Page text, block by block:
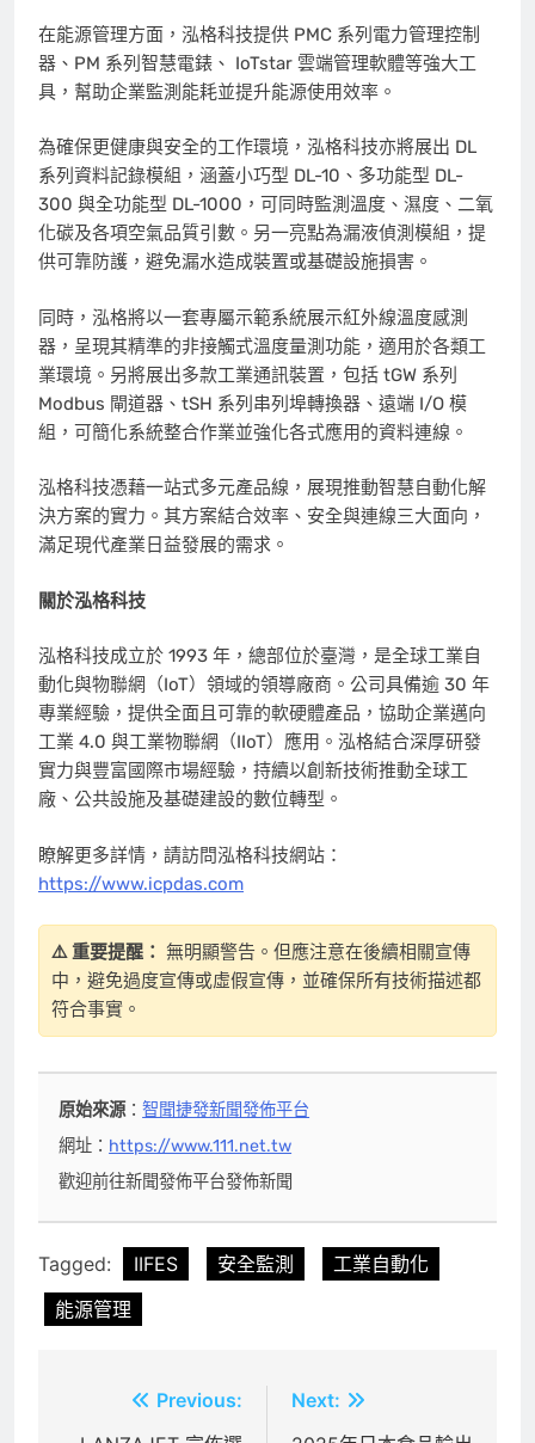
在能源管理方面，泓格科技提供 PMC 系列電力管理控制
器、PM 系列智慧電錶、 IoTstar 雲端管理軟體等強大工
具，幫助企業監測能耗並提升能源使用效率。
為確保更健康與安全的工作環境，泓格科技亦將展出 DL
系列資料記錄模組，涵蓋小巧型 DL-10、多功能型 DL-
300 與全功能型 DL-1000，可同時監測溫度、濕度、二氧
化碳及各項空氣品質引數。另一亮點為漏液偵測模組，提
供可靠防護，避免漏水造成裝置或基礎設施損害。
同時，泓格將以一套專屬示範系統展示紅外線溫度感測
器，呈現其精準的非接觸式溫度量測功能，適用於各類工
業環境。另將展出多款工業通訊裝置，包括 tGW 系列
Modbus 閘道器、tSH 系列串列埠轉換器、遠端 I/O 模
組，可簡化系統整合作業並強化各式應用的資料連線。
泓格科技憑藉一站式多元產品線，展現推動智慧自動化解
決方案的實力。其方案結合效率、安全與連線三大面向，
滿足現代產業日益發展的需求。
關於泓格科技
泓格科技成立於 1993 年，總部位於臺灣，是全球工業自
動化與物聯網（IoT）領域的領導廠商。公司具備逾 30 年
專業經驗，提供全面且可靠的軟硬體產品，協助企業邁向
工業 4.0 與工業物聯網（IIoT）應用。泓格結合深厚研發
實力與豐富國際市場經驗，持續以創新技術推動全球工
廠、公共設施及基礎建設的數位轉型。
瞭解更多詳情，請訪問泓格科技網站：
https://www.icpdas.com
⚠️ 重要提醒： 無明顯警告。但應注意在後續相關宣傳
中，避免過度宣傳或虛假宣傳，並確保所有技術描述都
符合事實。
原始來源：智聞捷發新聞發佈平台
網址： https://www.111.net.tw
歡迎前往新聞發佈平台發佈新聞
Tagged: IIFES 安全監測
工業自動化
能源管理
Previous:
Next: